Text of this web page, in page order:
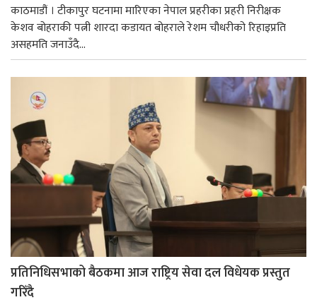
काठमाडौं । टीकापुर घटनामा मारिएका नेपाल प्रहरीका प्रहरी निरीक्षक
केशव बोहराकी पत्नी शारदा कडायत बोहराले रेशम चौधरीको रिहाइप्रति
असहमति जनाउँदै...
प्रतिनिधिसभाको बैठकमा आज राष्ट्रिय सेवा दल विधेयक प्रस्तुत
गरिँदै